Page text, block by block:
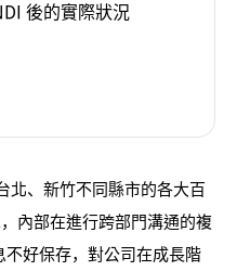
後的實際狀況
北、新竹不同縣市的各大百
內部在進行跨部門溝通的複
好保存，對公司在成長階